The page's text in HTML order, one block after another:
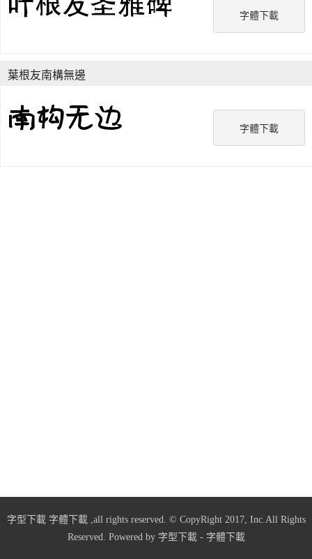
字體下載
字體下載
葉根友南構無邊
字型下載 字體下載,all rights reserved. © CopyRight 2017, Inc.All Rights
Reserved. Powered by 字型下載- 字體下載